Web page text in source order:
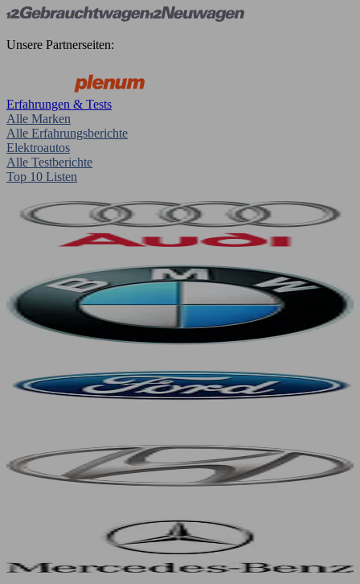
Unsere Partnerseiten:
Erfahrungen & Tests
Alle Marken
Alle Erfahrungsberichte
Elektroautos
Alle Testberichte
Top 10 Listen